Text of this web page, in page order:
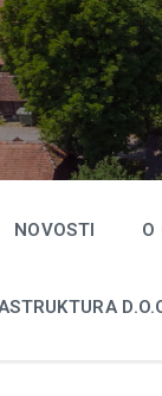
NOVOSTI O